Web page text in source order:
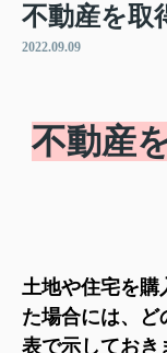
不動産を取
2022.09.09
不動産
土地や住宅を購
た場合には、ど
表で示しておき